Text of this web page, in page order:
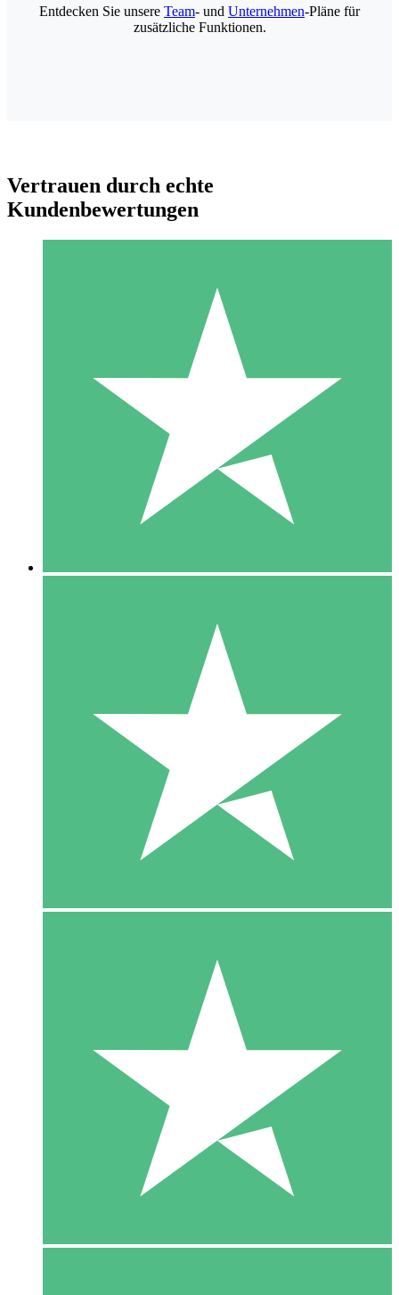
Individuelle Credit-Pakete
Zahlen Sie nach Bedarf mit Download-Credits. Keine
monatliche Verpflichtung erforderlich.
10 00
10 Downloads
20 00
Entdecken Sie unsere Team- und Unternehmen-Pläne für
zusätzliche Funktionen.
Vertrauen durch echte
Kundenbewertungen